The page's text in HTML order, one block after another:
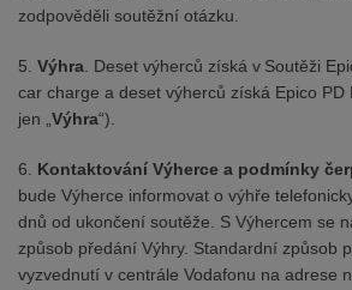
zodpověděli soutěžní otázku.
5. Výhra . Deset výherců získá v Soutěži
car charge a deset výherců získá Epico PD
jen „ Výhra“).
6. Kontaktování Výherce a podmínky
bude Výherce informovat o výhře
dnů od ukončení soutěže. S Výhercem se
způsob předání Výhry. Standardní způsob
vyzvednutí v centrále Vodafonu na adrese